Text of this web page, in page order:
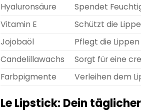
Hyaluronsäure
Spendet
Vitamin E
Schützt die
Jojobaöl
Pflegt die
Candelillawachs
Sorgt für eine
Farbpigmente
Verleihen dem
Le Lipstick: Dein